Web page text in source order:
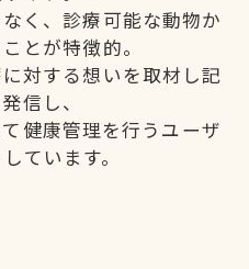
く、診療可能な動物か
とが特徴的。
対する想いを取材し記
信し、
健康管理を行うユーザ
ています。